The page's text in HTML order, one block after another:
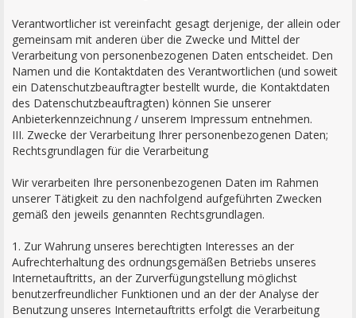
Verantwortlicher ist vereinfacht gesagt derjenige, der allein oder
gemeinsam mit anderen über die Zwecke und Mittel der
Verarbeitung von personenbezogenen Daten entscheidet. Den
Namen und die Kontaktdaten des Verantwortlichen (und soweit
ein Datenschutzbeauftragter bestellt wurde, die Kontaktdaten
des Datenschutzbeauftragten) können Sie unserer
Anbieterkennzeichnung / unserem Impressum entnehmen.
III. Zwecke der Verarbeitung Ihrer personenbezogenen Daten;
Rechtsgrundlagen für die Verarbeitung
Wir verarbeiten Ihre personenbezogenen Daten im Rahmen
unserer Tätigkeit zu den nachfolgend aufgeführten Zwecken
gemäß den jeweils genannten Rechtsgrundlagen.
1. Zur Wahrung unseres berechtigten Interesses an der
Aufrechterhaltung des ordnungsgemäßen Betriebs unseres
Internetauftritts, an der Zurverfügungstellung möglichst
benutzerfreundlicher Funktionen und an der der Analyse der
Benutzung unseres Internetauftritts erfolgt die Verarbeitung